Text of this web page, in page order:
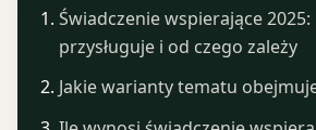
Świadczenie wspierające
przysługuje i od czego zależy
Jakie warianty tematu